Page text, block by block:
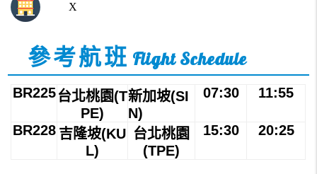
X
參考航班 Flight Schedule
BR225台北桃園(T
PE)
新加坡(SI
N)
07:30 11:55
BR228 吉隆坡(KU
L)
台北桃園
(TPE)
15:30 20:25